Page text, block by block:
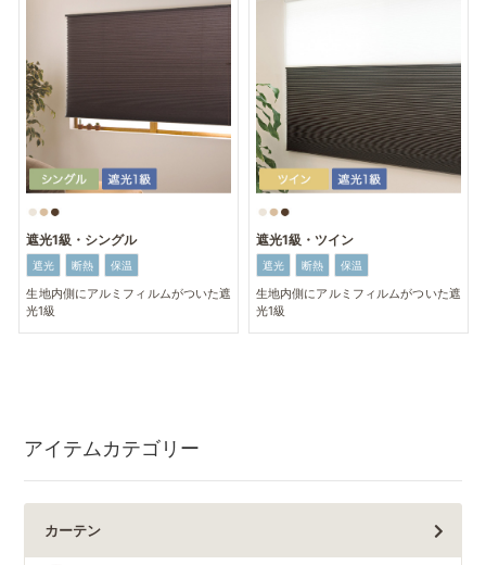
遮光1級・シングル
遮光 断熱 保温
生地内側にアルミフィルムがついた遮
光1級
遮光1級・ツイン
遮光 断熱 保温
生地内側にアルミフィルムがついた遮
光1級
アイテムカテゴリー
カーテン